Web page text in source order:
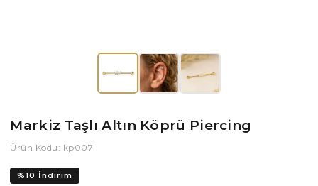
Markiz Taşlı Altın Köprü Piercing
Ürün Kodu: kp007
%10 İndirim